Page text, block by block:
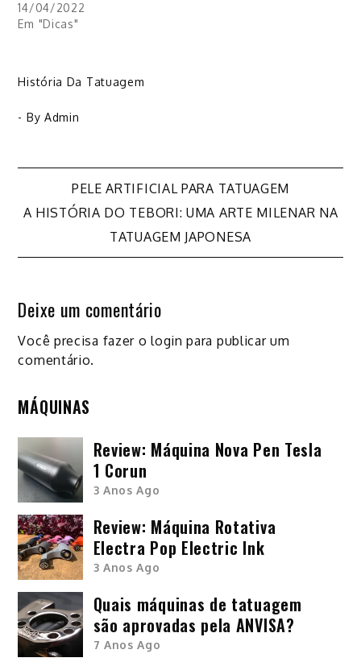
14/04/2022
Em "Dicas"
História Da Tatuagem
- By Admin
Navegação
PELE ARTIFICIAL PARA TATUAGEM
A HISTÓRIA DO TEBORI: UMA ARTE MILENAR NA
TATUAGEM JAPONESA
Deixe um comentário
Você precisa fazer ologin para publicar um
comentário.
MÁQUINAS
Review: Máquina Nova Pen Tesla
1 Corun
3 Anos Ago
Review: Máquina Rotativa
Electra Pop Electric Ink
3 Anos Ago
Quais máquinas de tatuagem
são aprovadas pela ANVISA?
7 Anos Ago